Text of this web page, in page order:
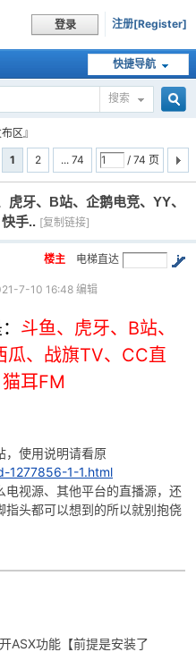
登录 注册[Register]
快捷导航
搜索
索
区』
1
2 ... 74 / 74 页
虎牙、B站、企鹅电竞、YY、
手.. [复制链接]
电梯直达
楼主
7-10 16:48 编辑
斗鱼、虎牙、B站、
瓜、战旗TV、CC直
耳FM
，使用说明请看原
1277856-1-1.html
视源、其他平台的直播源，还
头都可以想到的所以就别抱侥
ASX功能【前提是安装了